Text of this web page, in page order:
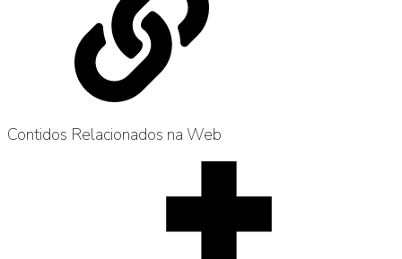
Contidos Relacionados na Web